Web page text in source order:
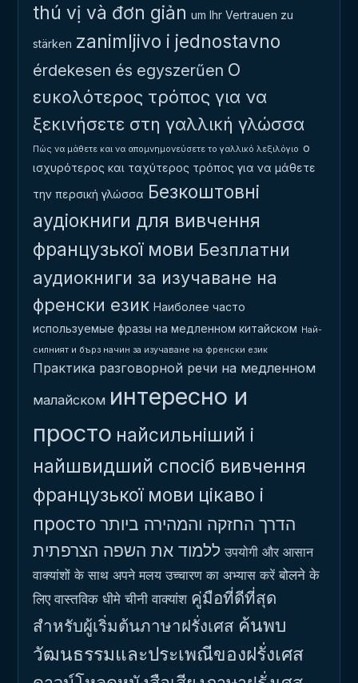
thú vị và đơn giản um Ihr Vertrauen zu
stärken zanimljivo i jednostavno
érdekesen és egyszerűen Ο
ευκολότερος τρόπος για να
ξεκινήσετε στη γαλλική γλώσσα
Πώς να μάθετε και να απομνημονεύσετε το γαλλικό λεξιλόγιο ο
ισχυρότερος και ταχύτερος τρόπος για να μάθετε
την περσική γλώσσα Безкоштовні
аудіокниги для вивчення
французької мови Безплатни
аудиокниги за изучаване на
френски език Наиболее часто
используемые фразы на медленном китайском Най-
силният и бърз начин за изучаване на френски език
Практика разговорной речи на медленном
малайском интересно и
просто найсильніший і
найшвидший спосіб вивчення
французької мови цікаво і
просто הדרך החזקה והמהירה ביותר
ללמוד את השפה הצרפתית उपयोगी और आसान
वाक्यांशों के साथ अपने मलय उच्चारण का अभ्यास करें बोलने के
लिए वास्तविक धीमे चीनी वाक्यांश คู่มือที่ดีที่สุด
สำหรับผู้เริ่มต้นภาษาฝรั่งเศส ค้นพบ
วัฒนธรรมและประเพณีของฝรั่งเศส